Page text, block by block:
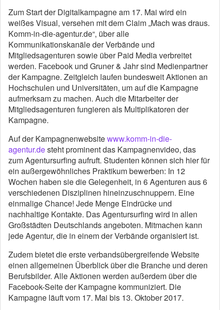
Zum Start der Digitalkampagne am 17. Mai wird ein
weißes Visual, versehen mit dem Claim „Mach was draus.
Komm-in-die-agentur.de“, über alle
Kommunikationskanäle der Verbände und
Mitgliedsagenturen sowie über Paid Media verbreitet
werden. Facebook und Gruner & Jahr sind Medienpartner
der Kampagne. Zeitgleich laufen bundesweit Aktionen an
Hochschulen und Universitäten, um auf die Kampagne
aufmerksam zu machen. Auch die Mitarbeiter der
Mitgliedsagenturen fungieren als Multiplikatoren der
Kampagne.
Auf der Kampagnenwebsitewww.komm-in-die-
agentur.desteht prominent das Kampagnenvideo, das
zum Agentursurfing aufruft. Studenten können sich hier für
ein außergewöhnliches Praktikum bewerben: In 12
Wochen haben sie die Gelegenheit, in 6 Agenturen aus 6
verschiedenen Disziplinen hineinzuschnuppern. Eine
einmalige Chance! Jede Menge Eindrücke und
nachhaltige Kontakte. Das Agentursurfing wird in allen
Großstädten Deutschlands angeboten. Mitmachen kann
jede Agentur, die in einem der Verbände organisiert ist.
Zudem bietet die erste verbandsübergreifende Website
einen allgemeinen Überblick über die Branche und deren
Berufsbilder. Alle Aktionen werden außerdem über die
Facebook-Seite der Kampagne kommuniziert. Die
Kampagne läuft vom 17. Mai bis 13. Oktober 2017.